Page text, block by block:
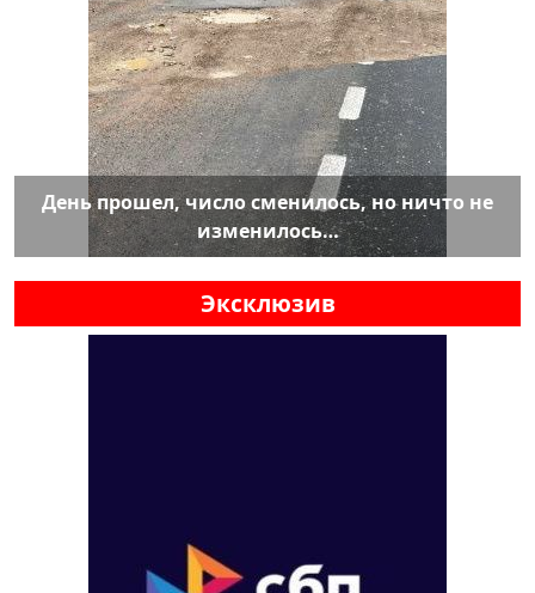
День прошел, число сменилось, но ничто не
изменилось…
Эксклюзив